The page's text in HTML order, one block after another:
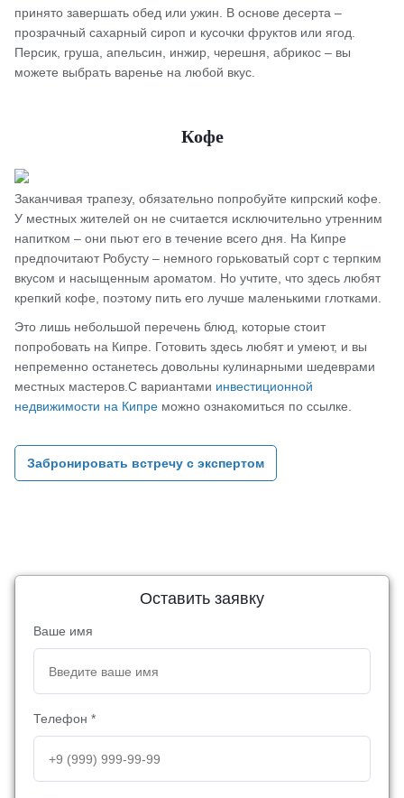
принято завершать обед или ужин. В основе десерта –
прозрачный сахарный сироп и кусочки фруктов или ягод.
Персик, груша, апельсин, инжир, черешня, абрикос – вы
можете выбрать варенье на любой вкус.
Кофе
Заканчивая трапезу, обязательно попробуйте кипрский кофе.
У местных жителей он не считается исключительно утренним
напитком – они пьют его в течение всего дня. На Кипре
предпочитают Робусту – немного горьковатый сорт с терпким
вкусом и насыщенным ароматом. Но учтите, что здесь любят
крепкий кофе, поэтому пить его лучше маленькими глотками.
Это лишь небольшой перечень блюд, которые стоит
попробовать на Кипре. Готовить здесь любят и умеют, и вы
непременно останетесь довольны кулинарными шедеврами
местных мастеров.С вариантами инвестиционной
недвижимости на Кипре можно ознакомиться по ссылке.
Забронировать встречу с экспертом
Оставить заявку
Ваше имя
Телефон *